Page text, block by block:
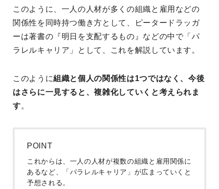
このように、一人の人材が多くの組織と雇用などの
関係性を同時持つ働き方として、ピータードラッガ
ーは著書の『明日を支配するもの』などの中で「パ
ラレルキャリア」として、これを解説しています。
このように組織と個人の関係性は1つではなく、今後
はさらに一見すると、複雑化していくと考えられま
す。
POINT
これからは、一人の人材が複数の組織と雇用関係に
あるなど、「パラレルキャリア」が広まっていくと
予想される。